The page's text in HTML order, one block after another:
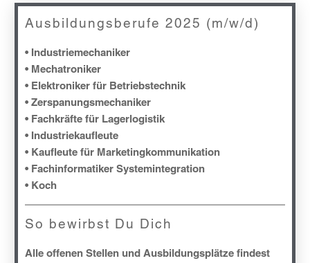
Ausbildungsberufe 2025 (m/w/d)
• Industriemechaniker
• Mechatroniker
• Elektroniker für Betriebstechnik
• Zerspanungsmechaniker
• Fachkräfte für Lagerlogistik
• Industriekaufleute
• Kaufleute für Marketingkommunikation
• Fachinformatiker Systemintegration
• Koch
So bewirbst Du Dich
Alle offenen Stellen und Ausbildungsplätze findest